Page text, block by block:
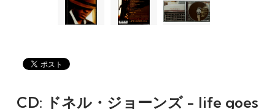
CD: ドネル・ジョーンズ - life goes